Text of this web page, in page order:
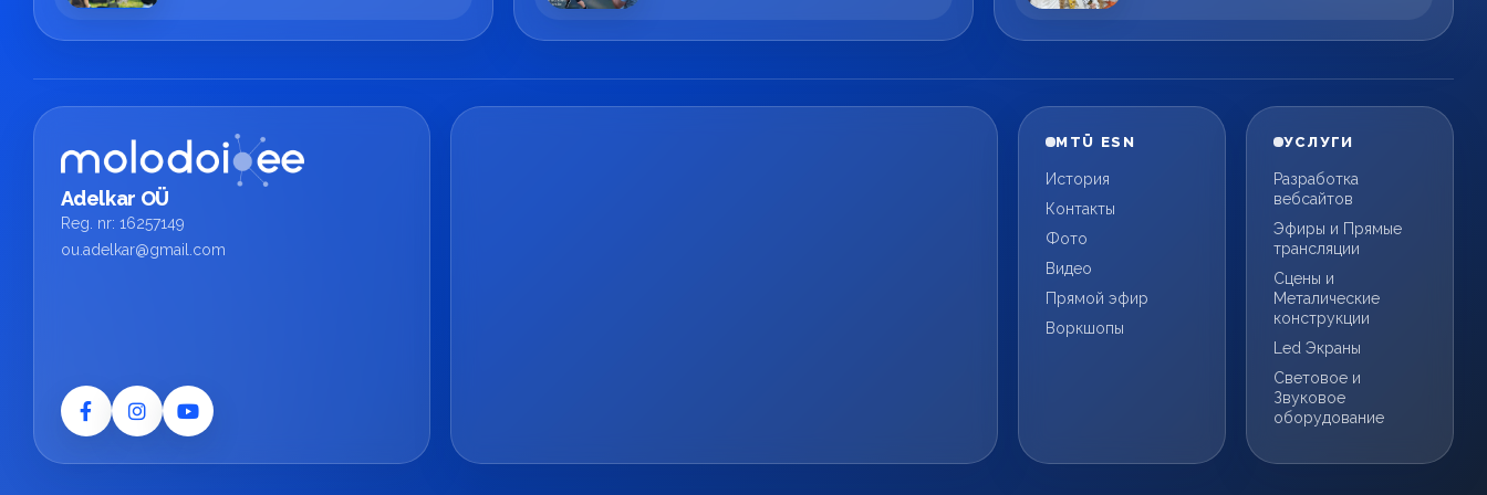
Adelkar OÜ
Reg. nr: 16257149
ou.adelkar@gmail.com
MTÜ ESN
История
Контакты
Фото
Видео
Прямой эфир
Воркшопы
УСЛУГИ
Разработка
вебсайтов
Эфиры и Прямые
трансляции
Сцены и
Металические
конструкции
Led Экраны
Световое и
Звуковое
оборудование